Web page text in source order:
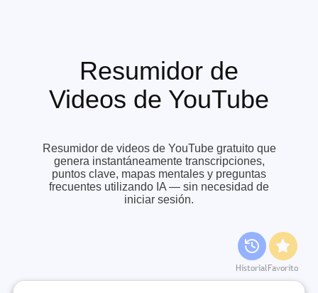
Resumidor de
Videos de YouTube
Resumidor de videos de YouTube gratuito que
genera instantáneamente transcripciones,
puntos clave, mapas mentales y preguntas
frecuentes utilizando IA — sin necesidad de
iniciar sesión.
HistorialFavorito